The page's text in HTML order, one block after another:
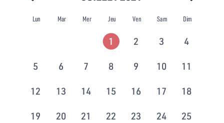
Lun Mar Mer Jeu Ven Sam Dim
1 2 3 4
5 6 7 8 9 10 11
12 13 14 15 16 17 18
19 20 21 22 23 24 25